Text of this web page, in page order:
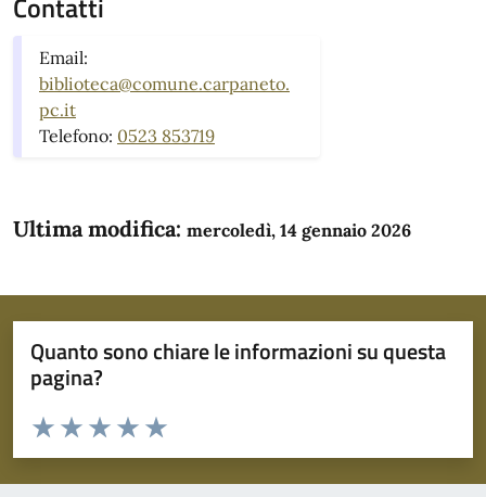
Email:
biblioteca@comune.carpaneto.
pc.it
Telefono: 0523 853719
Ultima modifica: mercoledì, 14 gennaio 2026
Quanto sono chiare le informazioni su questa
pagina?
Domanda
Valuta da 1 a 5 stelle la pagina
Valuta 5 stelle su 5
Valuta 4 stelle su 5
Valuta 3 stelle su 5
Valuta 2 stelle su 5
Valuta 1 stelle su 5